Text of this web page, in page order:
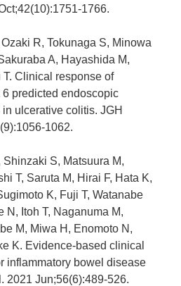
1766.
R, Tokunaga S, Minowa
A, Hayashida M,
Clinical response of
predicted endoscopic
ulcerative colitis. JGH
1062.
S, Matsuura M,
T, Saruta M, Hirai F, Hata K,
K, Fuji T, Watanabe
N, Itoh T, Naganuma M,
M, Miwa H, Enomoto N,
K. Evidence-based clinical
inflammatory bowel disease
2021 Jun;56(6):489-526.